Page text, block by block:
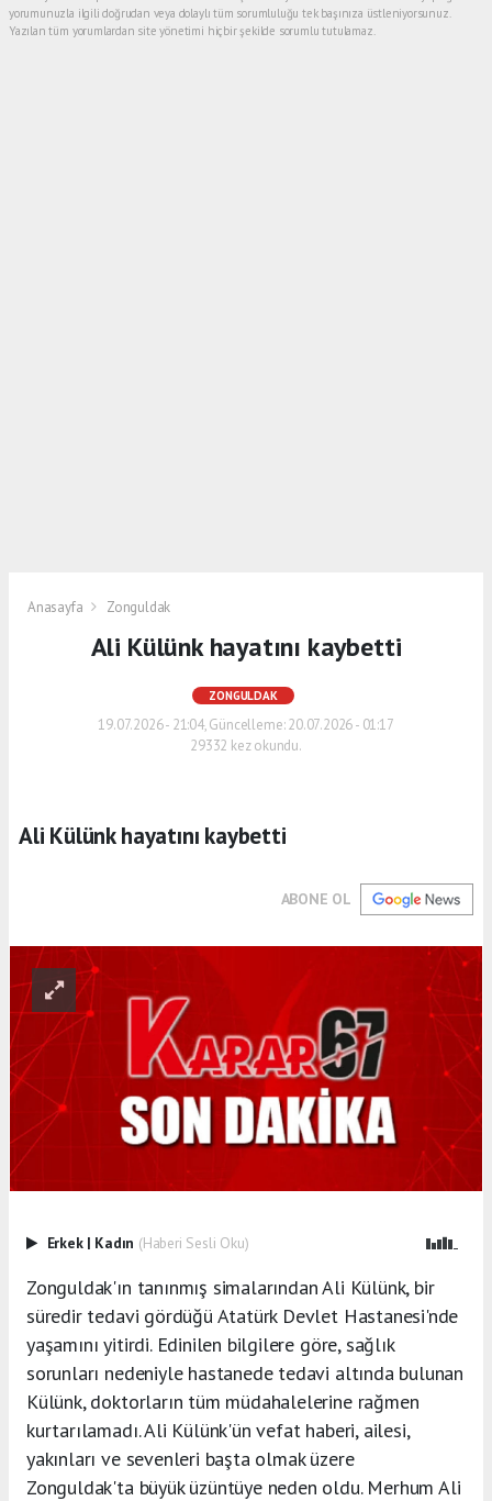
yorumunuzla ilgili doğrudan veya dolaylı tüm sorumluluğu tek başınıza üstleniyorsunuz.
Yazılan tüm yorumlardan site yönetimi hiçbir şekilde sorumlu tutulamaz.
Anasayfa Zonguldak
Ali Külünk hayatını kaybetti
ZONGULDAK
19.07.2026 - 21:04, Güncelleme: 20.07.2026 - 01:17
29332 kez okundu.
Ali Külünk hayatını kaybetti
ABONE OL
Erkek | Kadın (Haberi Sesli Oku)
Zonguldak'ın tanınmış simalarından Ali Külünk, bir
süredir tedavi gördüğü Atatürk Devlet Hastanesi'nde
yaşamını yitirdi. Edinilen bilgilere göre, sağlık
sorunları nedeniyle hastanede tedavi altında bulunan
Külünk, doktorların tüm müdahalelerine rağmen
kurtarılamadı. Ali Külünk'ün vefat haberi, ailesi,
yakınları ve sevenleri başta olmak üzere
Zonguldak'ta büyük üzüntüye neden oldu. Merhum Ali